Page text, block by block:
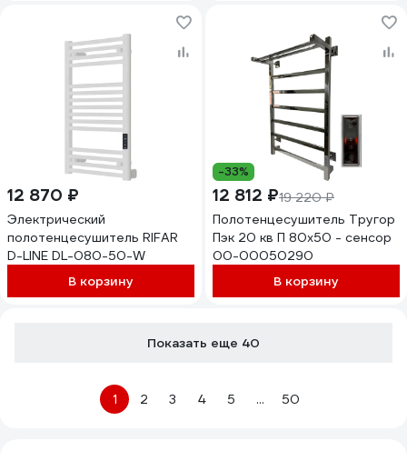
12 870 ₽
Электрический
полотенцесушитель RIFAR
D-LINE DL-080-50-W
В корзину
-33%
12 812 ₽19 220 ₽
Полотенцесушитель Тругор
Пэк 20 кв П 80х50 - сенсор
00-00050290
В корзину
Показать еще 40
1 2 3 4 5 ... 50